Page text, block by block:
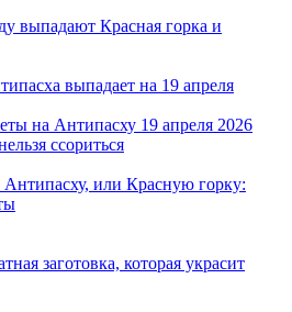
выпадают Красная горка и
выпадает на 19 апреля
на Антипасху 19 апреля 2026
ссориться
или Красную горку:
заготовка, которая украсит